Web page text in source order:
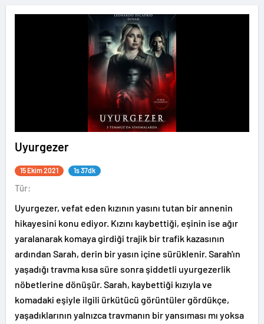
Uyurgezer
15 Ekim 2021 1s 37dk
Tür:
Uyurgezer, vefat eden kızının yasını tutan bir annenin
hikayesini konu ediyor. Kızını kaybettiği, eşinin ise ağır
yaralanarak komaya girdiği trajik bir trafik kazasının
ardından Sarah, derin bir yasın içine sürüklenir. Sarah'ın
yaşadığı travma kısa süre sonra şiddetli uyurgezerlik
nöbetlerine dönüşür. Sarah, kaybettiği kızıyla ve
komadaki eşiyle ilgili ürkütücü görüntüler gördükçe,
yaşadıklarının yalnızca travmanın bir yansıması mı yoksa